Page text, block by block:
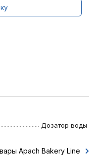
Дозатор воды
Apach Bakery Line